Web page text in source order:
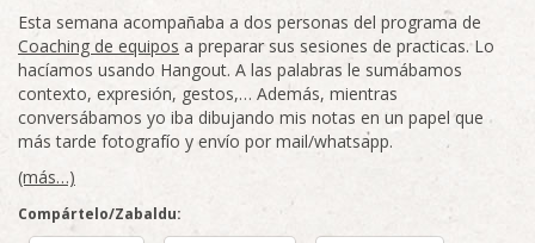
Esta semana acompañaba a dos personas del programa de
Coaching de equipos a preparar sus sesiones de practicas. Lo
hacíamos usando Hangout. A las palabras le sumábamos
contexto, expresión, gestos,… Además, mientras
conversábamos yo iba dibujando mis notas en un papel que
más tarde fotografío y envío por mail/whatsapp.
(más…)
Compártelo/Zabaldu: